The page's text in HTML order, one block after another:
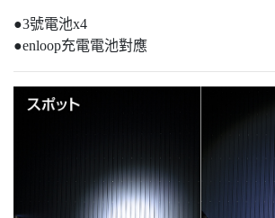
●3號電池x4
●enloop充電電池對應